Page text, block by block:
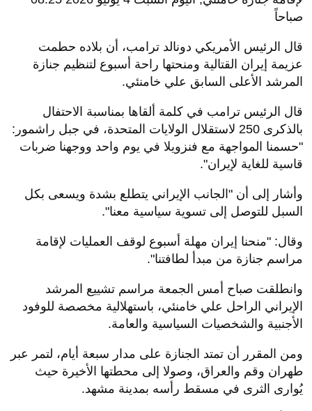
صباحاً
قال الرئيس الأمريكي دونالد ترامب، أن بلاده حطمت
عزيمة إيران القتالية ومنحتها راحة أسبوع لتنظيم جنازة
المرشد الأعلى السابق علي خامنئي.
قال الرئيس ترامب في كلمة ألقاها بمناسبة الاحتفال
بالذكرى 250 لاستقلال الولايات المتحدة، في جبل راشمور:
"حسمنا المواجهة مع فنزويلا في يوم واحد ووجهنا ضربات
قاسية للغاية لإيران".
وأشار إلى أن "الجانب الإيراني يتطلع بشدة ويسعى بكل
السبل للتوصل إلى تسوية سياسية معنا".
وقال: "منحنا إيران مهلة أسبوع لوقف العمليات لإقامة
مراسم جنازة من مبدأ لطافتنا".
وانطلقت صباح أمس الجمعة مراسم تشييع المرشد
الإيراني الراحل علي خامنئي، باستهلالية مخصصة للوفود
الأجنبية والشخصيات السياسية والعامة.
ومن المقرر أن تمتد الجنازة على مدار سبعة أيام، لتمر عبر
طهران وقم والعراق، وصولا إلى محطتها الأخيرة حيث
يُوارى الثرى في مسقط رأسه بمدينة مشهد.